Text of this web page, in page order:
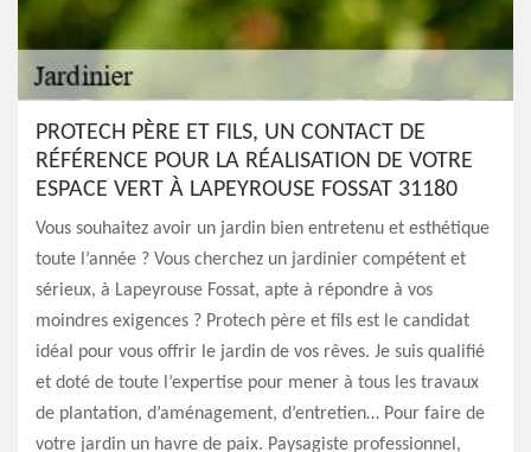
PROTECH PÈRE ET FILS, UN CONTACT DE
RÉFÉRENCE POUR LA RÉALISATION DE VOTRE
ESPACE VERT À LAPEYROUSE FOSSAT 31180
Vous souhaitez avoir un jardin bien entretenu et esthétique
toute l’année ? Vous cherchez un jardinier compétent et
sérieux, à Lapeyrouse Fossat, apte à répondre à vos
moindres exigences ? Protech père et fils est le candidat
idéal pour vous offrir le jardin de vos rêves. Je suis qualifié
et doté de toute l’expertise pour mener à tous les travaux
de plantation, d’aménagement, d’entretien… Pour faire de
votre jardin un havre de paix. Paysagiste professionnel,